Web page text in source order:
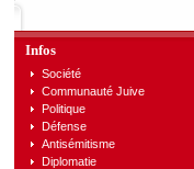
Infos
Société
Communauté Juive
Politique
Défense
Antisémitisme
Diplomatie